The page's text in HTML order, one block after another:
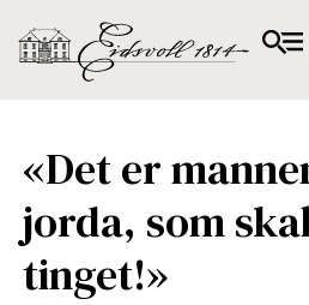
«Det er
jorda, som
tinget!»